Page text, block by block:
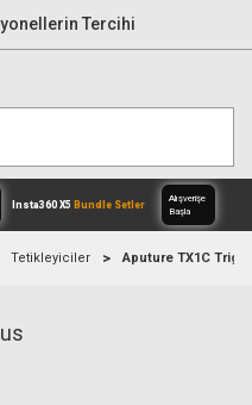
Tercihi
Setler
Tetikleyiciler Aputure TX1C